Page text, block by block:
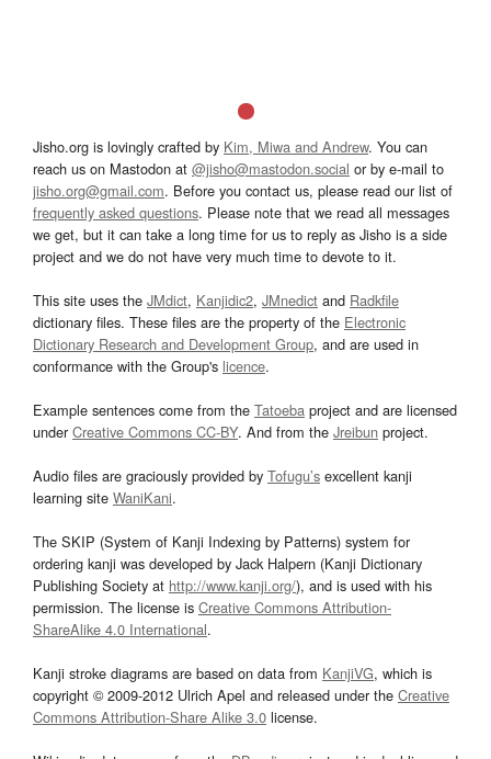
Jisho.org is lovingly crafted by Kim, Miwa and Andrew. You can
reach us on Mastodon at @jisho@mastodon.social or by e-mail to
jisho.org@gmail.com. Before you contact us, please read our list of
frequently asked questions. Please note that we read all messages
we get, but it can take a long time for us to reply as Jisho is a side
project and we do not have very much time to devote to it.
This site uses the JMdict, Kanjidic2, JMnedict and Radkfile
dictionary files. These files are the property of the Electronic
Dictionary Research and Development Group, and are used in
conformance with the Group's licence.
Example sentences come from the Tatoeba project and are licensed
underCreative Commons CC-BY. And from the Jreibun project.
Audio files are graciously provided by Tofugu’s excellent kanji
learning site WaniKani.
The SKIP (System of Kanji Indexing by Patterns) system for
ordering kanji was developed by Jack Halpern (Kanji Dictionary
Publishing Society at http://www.kanji.org/), and is used with his
permission. The license is Creative Commons Attribution-
ShareAlike 4.0 International.
Kanji stroke diagrams are based on data from KanjiVG, which is
copyright © 2009-2012 Ulrich Apel and released under the Creative
Commons Attribution-Share Alike 3.0 license.